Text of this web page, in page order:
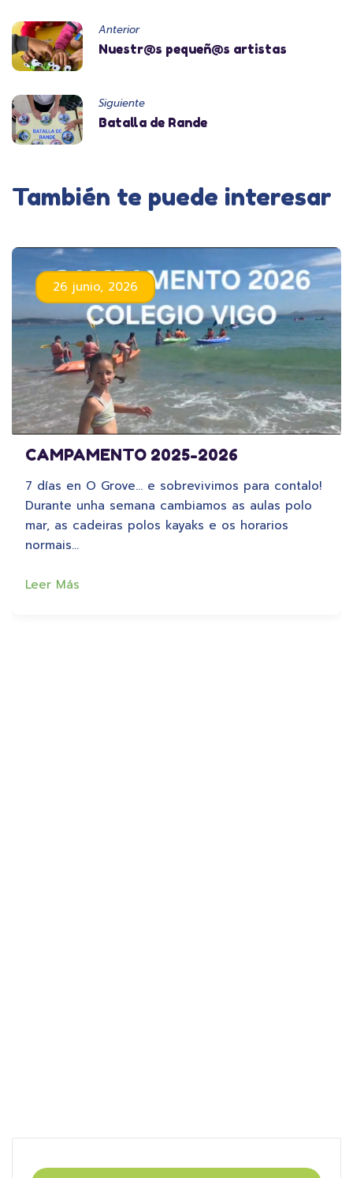
Anterior
Nuestr@s pequeñ@s artistas
Siguiente
Batalla de Rande
También te puede interesar
26 junio, 2026
CAMPAMENTO 2025-2026
7 días en O Grove… e sobrevivimos para contalo!
Durante unha semana cambiamos as aulas polo
mar, as cadeiras polos kayaks e os horarios
normais…
Leer Más